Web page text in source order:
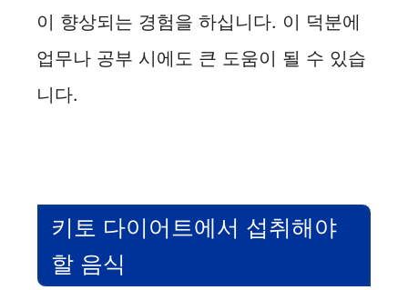
이 향상되는 경험을 하십니다. 이 덕분에
업무나 공부 시에도 큰 도움이 될 수 있습
니다.
키토 다이어트에서 섭취해야
할 음식